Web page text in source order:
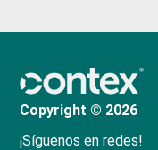
Copyright © 2026
¡Síguenos en redes!